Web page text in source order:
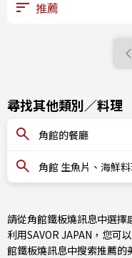
尋找其他類別／料理
角館的餐廳
角館 生魚片、海鮮
請從角館鐵板燒訊息中選擇
利用SAVOR JAPAN，您可
館鐵板燒訊息中搜索推薦的